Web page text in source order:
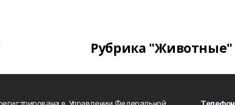
Рубрика "Животные"